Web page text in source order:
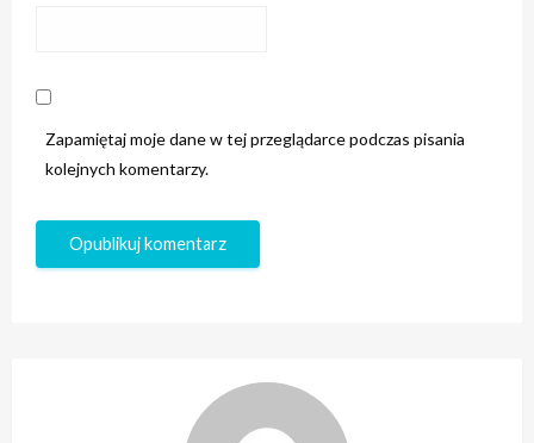
Zapamiętaj moje dane w tej przeglądarce podczas pisania
kolejnych komentarzy.